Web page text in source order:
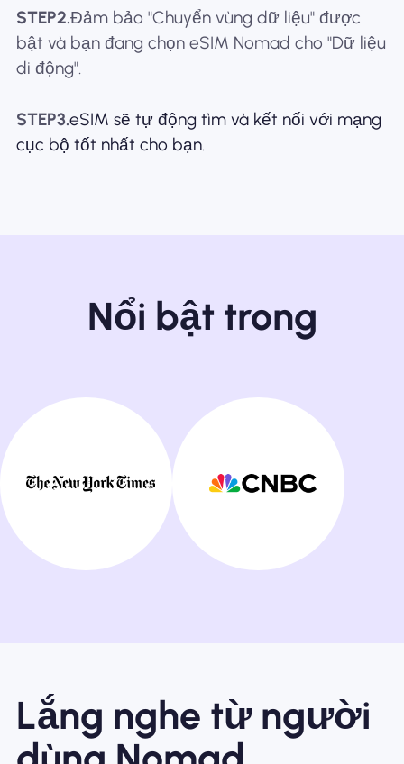
STEP2.Đảm bảo "Chuyển vùng dữ liệu" được
bật và bạn đang chọn eSIM Nomad cho "Dữ liệu
di động".
STEP3.eSIM sẽ tự động tìm và kết nối với mạng
cục bộ tốt nhất cho bạn.
Nổi bật trong
Lắng nghe từ người